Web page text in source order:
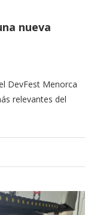
nueva
DevFest Menorca
relevantes del